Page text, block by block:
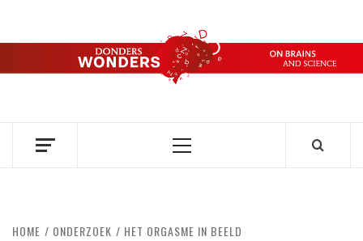
de
DONDERS
OVER HERSENEN EN WETENSCHAP // ON BRAINS AND
Primair
HOME ONDERZOEK HET ORGASME IN BEELD